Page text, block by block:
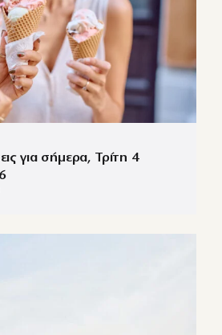
για σήμερα, Τρίτη 4